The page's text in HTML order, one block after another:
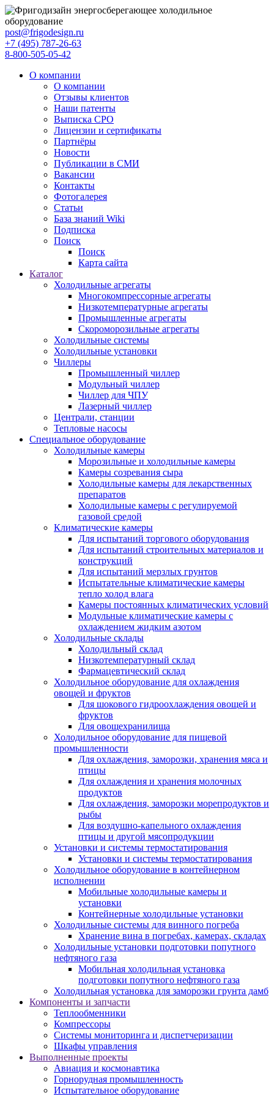
post@frigodesign.ru
+7 (495) 787-26-63
8-800-505-05-42
О компании
О компании
Отзывы клиентов
Наши патенты
Выписка СРО
Лицензии и сертификаты
Партнёры
Новости
Публикации в СМИ
Вакансии
Контакты
Фотогалерея
Статьи
База знаний Wiki
Подписка
Поиск
Поиск
Карта сайта
Каталог
Холодильные агрегаты
Многокомпрессорные агрегаты
Низкотемпературные агрегаты
Промышленные агрегаты
Скороморозильные агрегаты
Холодильные системы
Холодильные установки
Чиллеры
Промышленный чиллер
Модульный чиллер
Чиллер для ЧПУ
Лазерный чиллер
Централи, станции
Тепловые насосы
Специальное оборудование
Холодильные камеры
Морозильные и холодильные камеры
Камеры созревания сыра
Холодильные камеры для лекарственных
препаратов
Холодильные камеры с регулируемой
газовой средой
Климатические камеры
Для испытаний торгового оборудования
Для испытаний строительных материалов и
конструкций
Для испытаний мерзлых грунтов
Испытательные климатические камеры
тепло холод влага
Камеры постоянных климатических условий
Модульные климатические камеры с
охлаждением жидким азотом
Холодильные склады
Холодильный склад
Низкотемпературный склад
Фармацевтический склад
Холодильное оборудование для охлаждения
овощей и фруктов
Для шокового гидроохлаждения овощей и
фруктов
Для овощехранилища
Холодильное оборудование для пищевой
промышленности
Для охлаждения, заморозки, хранения мяса и
птицы
Для охлаждения и хранения молочных
продуктов
Для охлаждения, заморозки морепродуктов и
рыбы
Для воздушно-капельного охлаждения
птицы и другой мясопродукции
Установки и системы термостатирования
Установки и системы термостатирования
Холодильное оборудование в контейнерном
исполнении
Мобильные холодильные камеры и
установки
Контейнерные холодильные установки
Холодильные системы для винного погреба
Хранение вина в погребах, камерах, складах
Холодильные установки подготовки попутного
нефтяного газа
Мобильная холодильная установка
подготовки попутного нефтяного газа
Холодильная установка для заморозки грунта дамб
Компоненты и запчасти
Теплообменники
Компрессоры
Системы мониторинга и диспетчеризации
Шкафы управления
Выполненные проекты
Авиация и космонавтика
Горнорудная промышленность
Испытательное оборудование